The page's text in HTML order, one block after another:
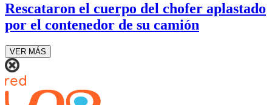
Rescataron el cuerpo del chofer aplastado
por el contenedor de su camión
VER MÁS